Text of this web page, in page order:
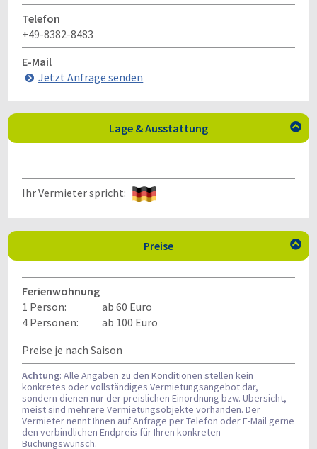
Telefon
+49-8382-8483
E-Mail
Jetzt Anfrage senden
Lage & Ausstattung 
Ihr Vermieter spricht:
Preise 
Ferienwohnung
1 Person:
ab 60 Euro
4 Personen:
ab 100 Euro
Preise je nach Saison
Achtung: Alle Angaben zu den Konditionen stellen kein
konkretes oder vollständiges Vermietungsangebot dar,
sondern dienen nur der preislichen Einordnung bzw. Übersicht,
meist sind mehrere Vermietungsobjekte vorhanden. Der
Vermieter nennt Ihnen auf Anfrage per Telefon oder E-Mail gerne
den verbindlichen Endpreis für Ihren konkreten
Buchungswunsch.